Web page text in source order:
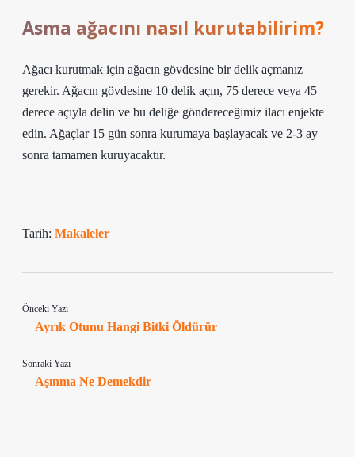
Asma ağacını nasıl kurutabilirim?
Ağacı kurutmak için ağacın gövdesine bir delik açmanız
gerekir. Ağacın gövdesine 10 delik açın, 75 derece veya 45
derece açıyla delin ve bu deliğe göndereceğimiz ilacı enjekte
edin. Ağaçlar 15 gün sonra kurumaya başlayacak ve 2-3 ay
sonra tamamen kuruyacaktır.
Tarih: Makaleler
Önceki Yazı
Ayrık Otunu Hangi Bitki Öldürür
Sonraki Yazı
Aşınma Ne Demekdir